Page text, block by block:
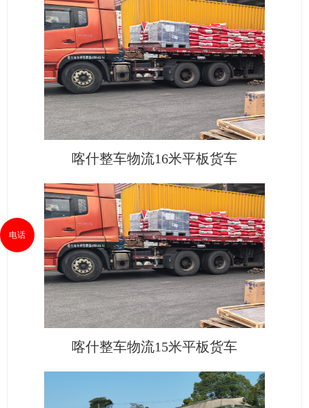
喀什整车物流16米平板货车
喀什整车物流15米平板货车
电话